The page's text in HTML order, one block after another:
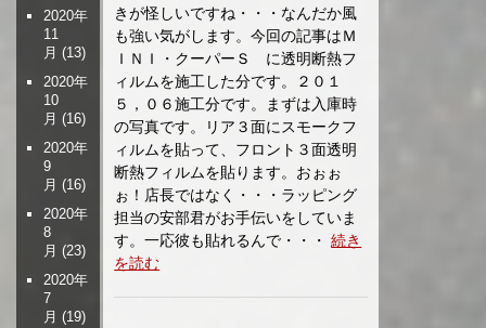
きが怪しいですね・・・なんだか風
も強い気がします。今回の記事はＭ
ＩＮＩ・クーパーＳ に透明断熱フ
ィルムを施工した分です。２０１
５，０６施工分です。まずは入庫時
の写真です。リア３面にスモークフ
ィルムを貼って、フロント３面透明
断熱フィルムを貼ります。おぉぉ
ぉ！店長ではなく・・・ラッピング
担当の安部君がお手伝いをしていま
す。一応彼も貼れるんで・・・続き
を読む
2020年
11
月 (13)
2020年
10
月 (16)
2020年
9
月 (16)
2020年
8
月 (23)
2020年
7
月 (19)